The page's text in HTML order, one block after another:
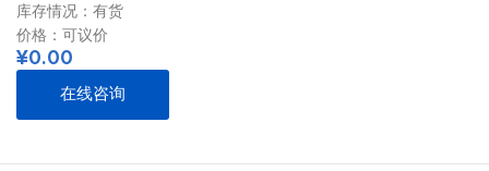
库存情况：有货
价格：可议价
¥0.00
在线咨询